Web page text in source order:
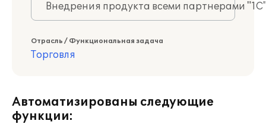
Внедрения продукта всеми партнерами
Отрасль / Функциональная задача
Торговля
Автоматизированы следующие
функции: